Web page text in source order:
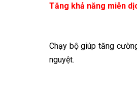
Tăng khả năng miễn
Chạy bộ giúp tăng
nguyệt.